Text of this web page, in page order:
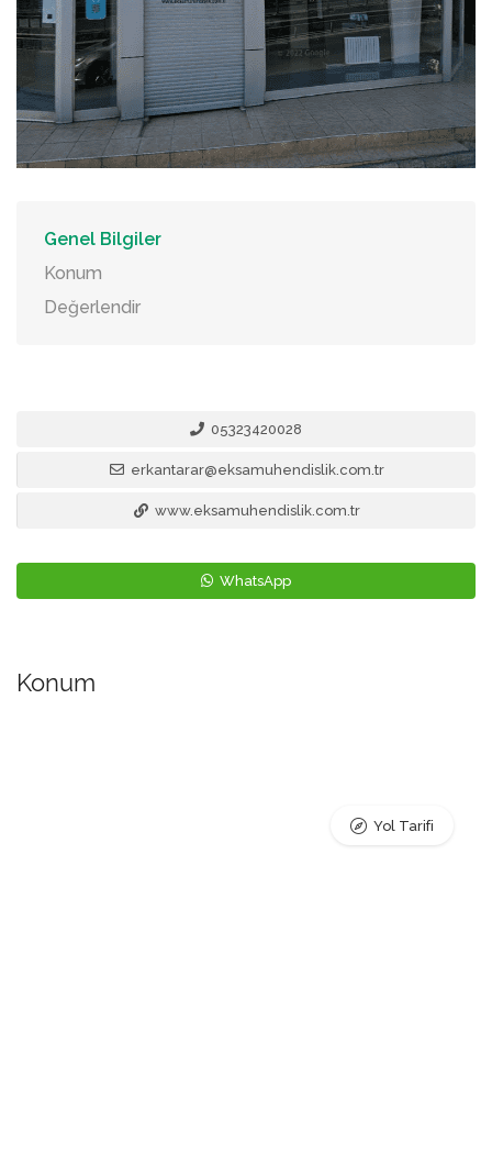
Genel Bilgiler
Konum
Değerlendir
05323420028
erkantarar@eksamuhendislik.com.tr
www.eksamuhendislik.com.tr
WhatsApp
Konum
Yol Tarifi